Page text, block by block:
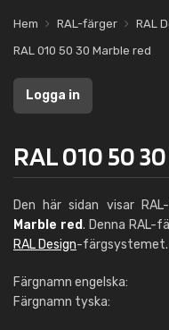
Hem RAL-färger RAL
RAL 010 50 30 Marble red
Logga in
RAL 010 50
Den här sidan visar
Marble red. Denna RAL-
RAL Design-färgsystemet.
Färgnamn engelska:
Färgnamn tyska: